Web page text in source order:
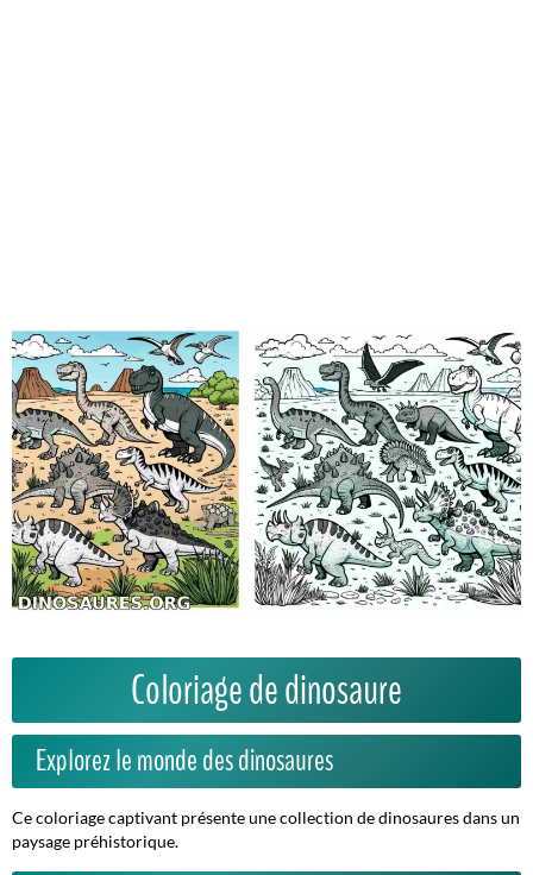
Coloriage de dinosaure
Explorez le monde des dinosaures
Ce coloriage captivant présente une collection de dinosaures dans un
paysage préhistorique.